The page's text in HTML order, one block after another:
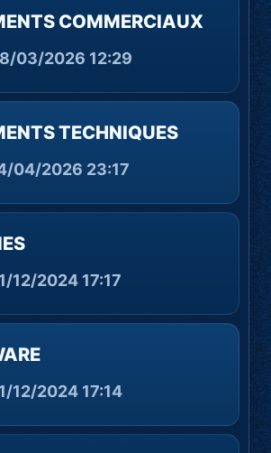
COMMERCIAUX
03/2026 12:29
TECHNIQUES
04/2026 23:17
12/2024 17:17
12/2024 17:14